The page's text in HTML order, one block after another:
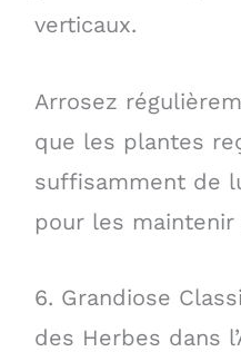
verticaux.
Arrosez
que les plantes
suffisamment de
pour les
6. Grandiose
des Herbes dans